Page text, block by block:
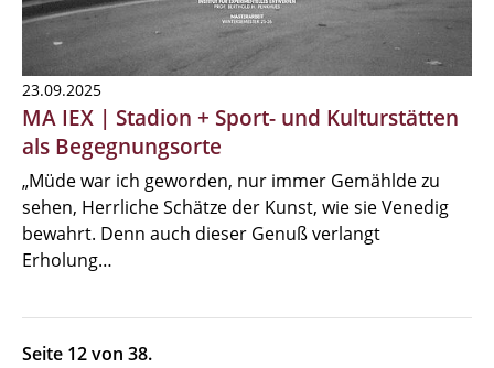
23.09.2025
MA IEX | Stadion + Sport- und Kulturstätten
als Begegnungsorte
„Müde war ich geworden, nur immer Gemählde zu
sehen, Herrliche Schätze der Kunst, wie sie Venedig
bewahrt. Denn auch dieser Genuß verlangt
Erholung…
Seite 12 von 38.